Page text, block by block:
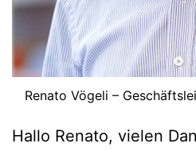
Renato Vögeli –
Hallo Renato, vielen